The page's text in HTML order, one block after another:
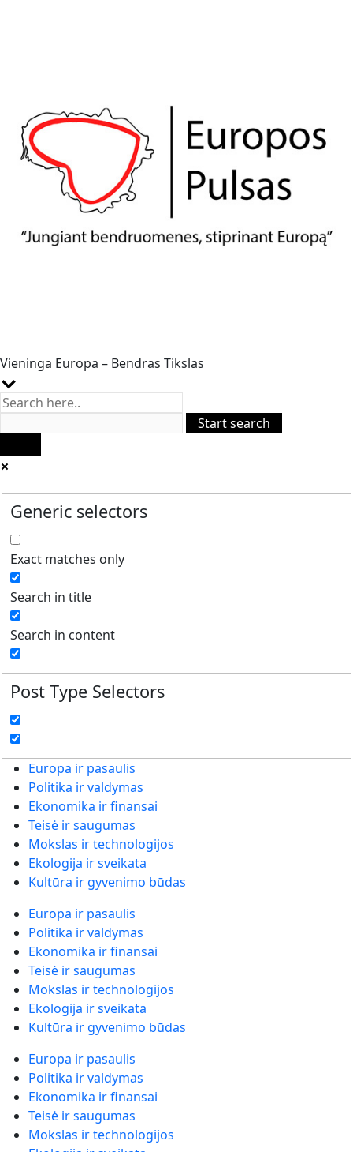
Vieninga Europa – Bendras Tikslas
Generic selectors
Exact matches only
Search in title
Search in content
Post Type Selectors
Europa ir pasaulis
Politika ir valdymas
Ekonomika ir finansai
Teisė ir saugumas
Mokslas ir technologijos
Ekologija ir sveikata
Kultūra ir gyvenimo būdas
Europa ir pasaulis
Politika ir valdymas
Ekonomika ir finansai
Teisė ir saugumas
Mokslas ir technologijos
Ekologija ir sveikata
Kultūra ir gyvenimo būdas
Europa ir pasaulis
Politika ir valdymas
Ekonomika ir finansai
Teisė ir saugumas
Mokslas ir technologijos